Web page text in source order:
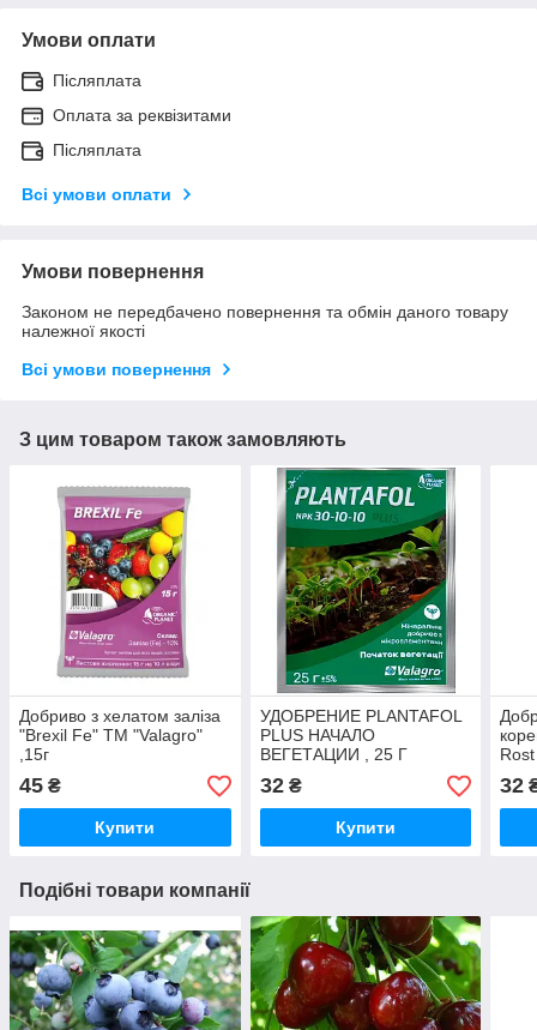
Умови оплати
Післяплата
Оплата за реквізитами
Післяплата
Всі умови оплати
Умови повернення
Законом не передбачено повернення та обмін даного товару
належної якості
Всі умови повернення
З цим товаром також замовляють
Добриво з хелатом заліза
"Brexil Fe" ТМ "Valagro"
,15г
45 ₴
Купити
УДОБРЕНИЕ PLANTAFOL
PLUS НАЧАЛО
ВЕГЕТАЦИИ , 25 Г
VALAGRO
32₴
Купити
32
Подібні товари компанії